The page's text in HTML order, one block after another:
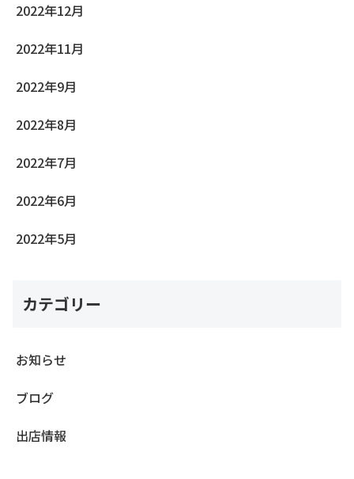
2022年12月
2022年11月
2022年9月
2022年8月
2022年7月
2022年6月
2022年5月
カテゴリー
お知らせ
ブログ
出店情報